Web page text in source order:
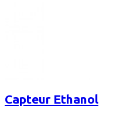
Capteur Ethanol